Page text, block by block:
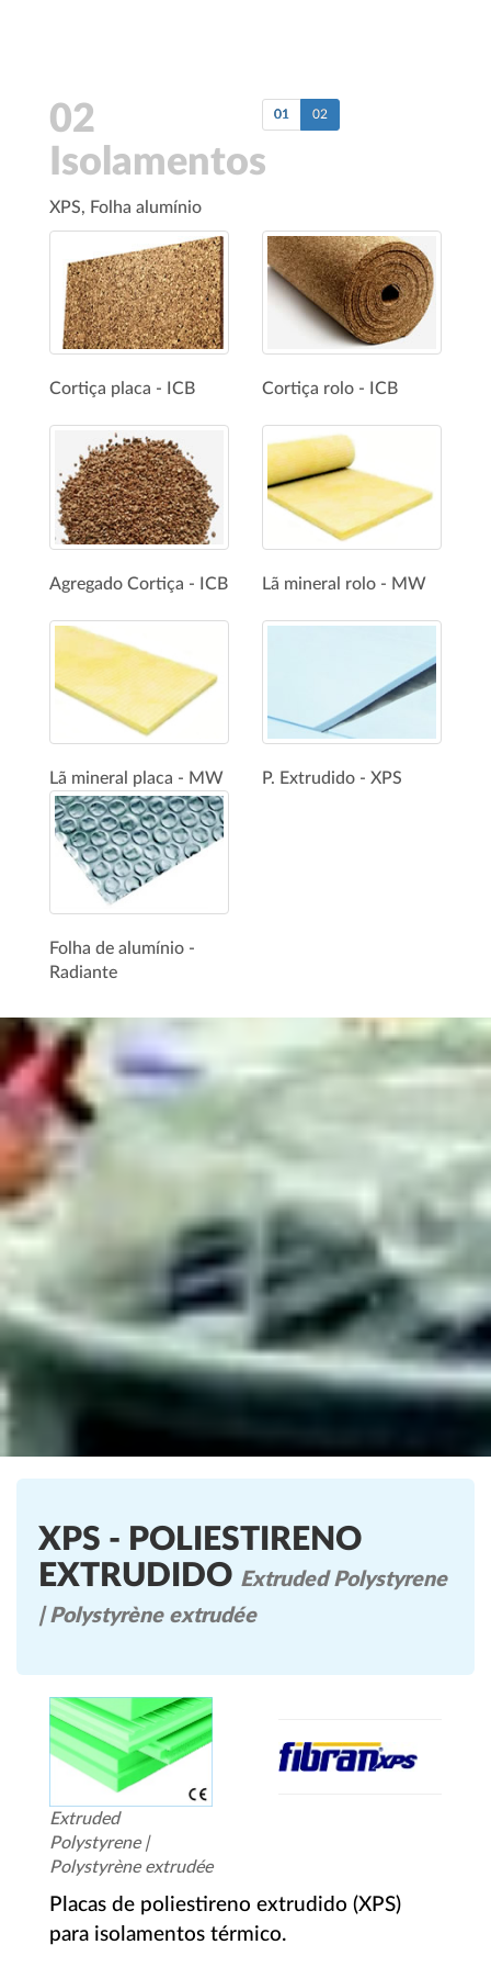
02
Isolamentos
XPS, Folha alumínio
01 02
Cortiça placa - ICB Cortiça rolo - ICB
Agregado Cortiça - ICB Lã mineral rolo - MW
Lã mineral placa - MW P. Extrudido - XPS
Folha de alumínio -
Radiante
XPS - POLIESTIRENO
EXTRUDIDO Extruded Polystyrene
| Polystyrène extrudée
Extruded
Polystyrene |
Polystyrène extrudée
Placas de poliestireno extrudido (XPS)
para isolamentos térmico.